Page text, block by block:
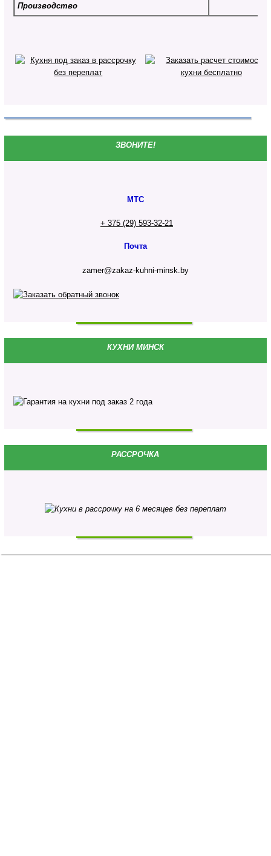
Производство
ЗВОНИТЕ!
МТС
+ 375 (29) 593-32-21
Почта
zamer@zakaz-kuhni-minsk.by
КУХНИ МИНСК
РАССРОЧКА